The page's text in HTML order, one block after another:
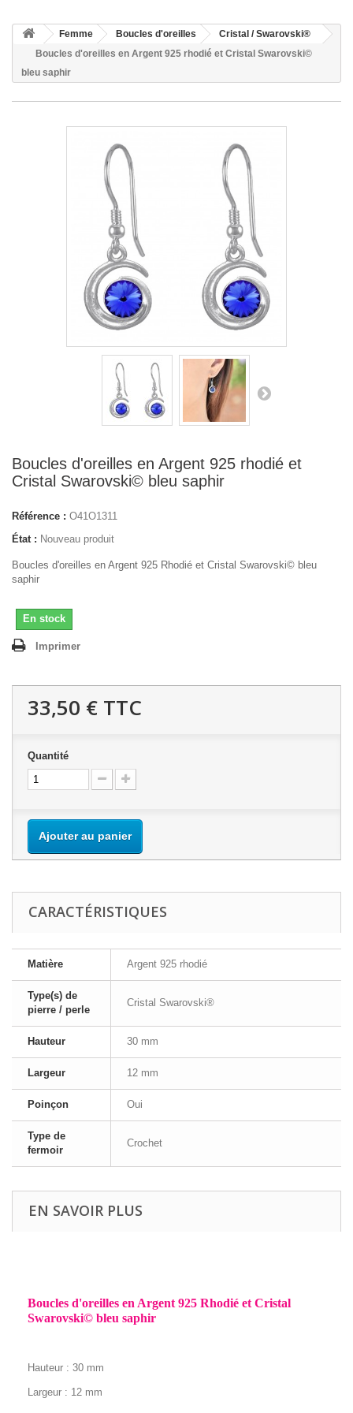
Femme Boucles d'oreilles
Cristal / Swarovski®
Boucles d'oreilles en Argent 925 rhodié et Cristal Swarovski©
bleu saphir
Boucles d'oreilles en Argent 925 rhodié et
Cristal Swarovski© bleu saphir
Référence : O41O1311
État : Nouveau produit
Boucles d'oreilles en Argent 925 Rhodié et Cristal Swarovski© bleu
saphir
En stock
Imprimer
33,50 € TTC
Quantité
Ajouter au panier
CARACTÉRISTIQUES
Matière Argent 925 rhodié
Type(s) de
pierre / perle
Cristal Swarovski®
Hauteur 30 mm
Largeur 12 mm
Poinçon Oui
Type de
fermoir
Crochet
EN SAVOIR PLUS
Boucles d'oreilles en Argent 925 Rhodié et Cristal
Swarovski© bleu saphir
Hauteur : 30 mm
Largeur : 12 mm